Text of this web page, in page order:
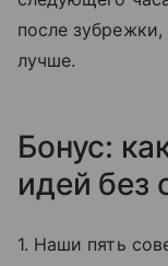
после
лучше.
Бонус:
идей без
1. Наши пять